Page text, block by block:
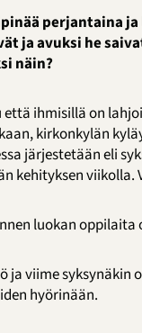
perjantaina
ja avuksi he
näin?
että ihmisillä on
kirkonkylän
järjestetään eli
kehityksen
luokan
ja viime syksynäkin
hyörinään.